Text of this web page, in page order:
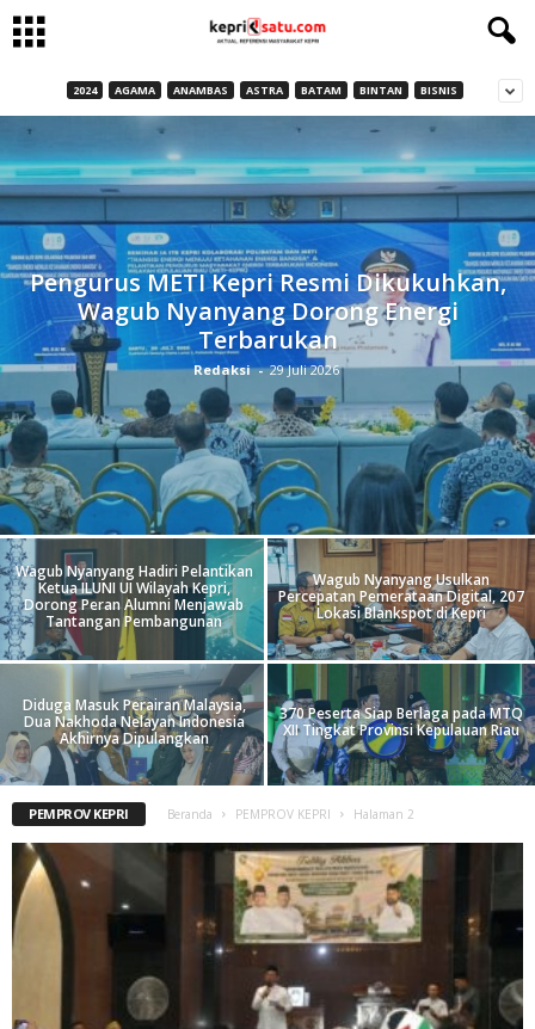
2024 AGAMA ANAMBAS ASTRA BATAM BINTAN BISNIS
Pengurus METI Kepri Resmi Dikukuhkan,
Wagub Nyanyang Dorong Energi
Terbarukan
Redaksi - 29 Juli 2026
Wagub Nyanyang Hadiri Pelantikan
Ketua ILUNI UI Wilayah Kepri,
Dorong Peran Alumni Menjawab
Tantangan Pembangunan
Wagub Nyanyang Usulkan
Percepatan Pemerataan Digital, 207
Lokasi Blankspot di Kepri
Diduga Masuk Perairan Malaysia,
Dua Nakhoda Nelayan Indonesia
Akhirnya Dipulangkan
370 Peserta Siap Berlaga pada MTQ
XII Tingkat Provinsi Kepulauan Riau
PEMPROV KEPRI Beranda PEMPROV KEPRI Halaman 2